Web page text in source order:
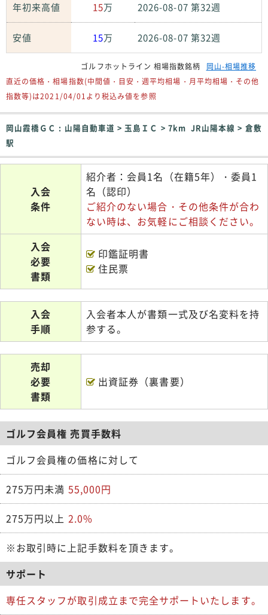
年初来高値 15万 2026-08-07 第32週
安値 15万 2026-08-07 第32週
ゴルフホットライン 相場指数銘柄
岡山-相場推移
直近の価格・相場指数(中間値・目安・週平均相場・月平均相場・その他
指数等)は2021/04/01より税込み値を参照
岡山霞橋ＧＣ : 山陽自動車道 > 玉島ＩＣ > 7km JR山陽本線 > 倉敷
駅
入会
条件
紹介者：会員1名（在籍5年）・委員1
名（認印）
ご紹介のない場合・その他条件が合わ
ない時は、お気軽にご相談ください。
入会
必要
書類
印鑑証明書
住民票
入会
手順
入会者本人が書類一式及び名変料を持
参する。
売却
必要
書類
出資証券（裏書要）
ゴルフ会員権 売買手数料
ゴルフ会員権の価格に対して
275万円未満 55,000円
275万円以上 2.0%
※お取引時に上記手数料を頂きます。
サポート
専任スタッフが取引成立まで完全サポートいたします。